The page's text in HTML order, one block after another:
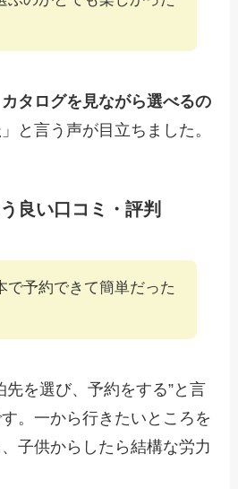
タログを見ながら選べるの
」と言う声が目立ちました。
良い口コミ・評判
で予約できて簡単だった
先を選び、予約をする”と言
。一から行きたいところを
子供からしたら結構な労力